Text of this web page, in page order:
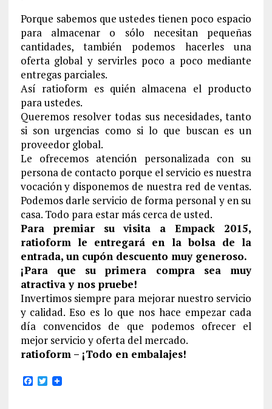
Porque sabemos que ustedes tienen poco espacio
para almacenar o sólo necesitan pequeñas
cantidades, también podemos hacerles una
oferta global y servirles poco a poco mediante
entregas parciales.
Así ratioform es quién almacena el producto
para ustedes.
Queremos resolver todas sus necesidades, tanto
si son urgencias como si lo que buscan es un
proveedor global.
Le ofrecemos atención personalizada con su
persona de contacto porque el servicio es nuestra
vocación y disponemos de nuestra red de ventas.
Podemos darle servicio de forma personal y en su
casa. Todo para estar más cerca de usted.
Para premiar su visita a Empack 2015,
ratioform le entregará en la bolsa de la
entrada, un cupón descuento muy generoso.
¡Para que su primera compra sea muy
atractiva y nos pruebe!
Invertimos siempre para mejorar nuestro servicio
y calidad. Eso es lo que nos hace empezar cada
día convencidos de que podemos ofrecer el
mejor servicio y oferta del mercado.
ratioform – ¡Todo en embalajes!
F T